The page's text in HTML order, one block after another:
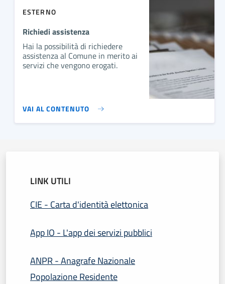
ESTERNO
Richiedi assistenza
Hai la possibilità di richiedere
assistenza al Comune in merito ai
servizi che vengono erogati.
VAI AL CONTENUTO
LINK UTILI
CIE - Carta d'identità elettonica
App IO - L'app dei servizi pubblici
ANPR - Anagrafe Nazionale
Popolazione Residente